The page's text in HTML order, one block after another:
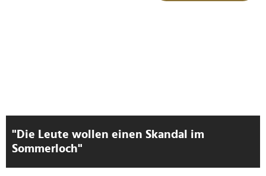
"Die Leute wollen einen Skandal im
Sommerloch"